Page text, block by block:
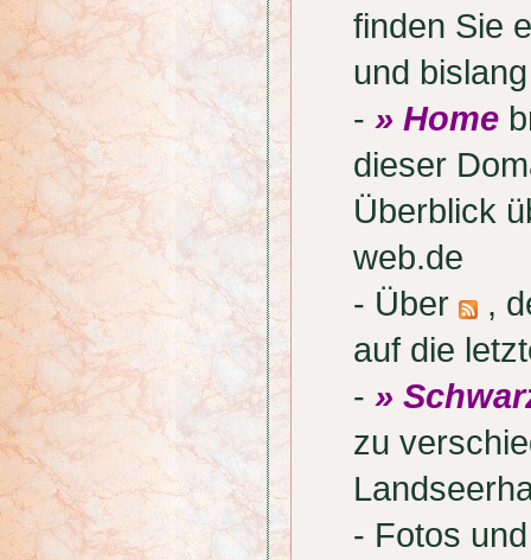
finden Sie
und
- » Home
dieser
Überblick
web.de
- Über
,
auf die
- »
zu
- Fotos